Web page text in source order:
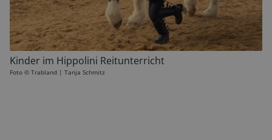
Kinder im Hippolini Reitunterricht
Foto © Trabland | Tanja Schmitz